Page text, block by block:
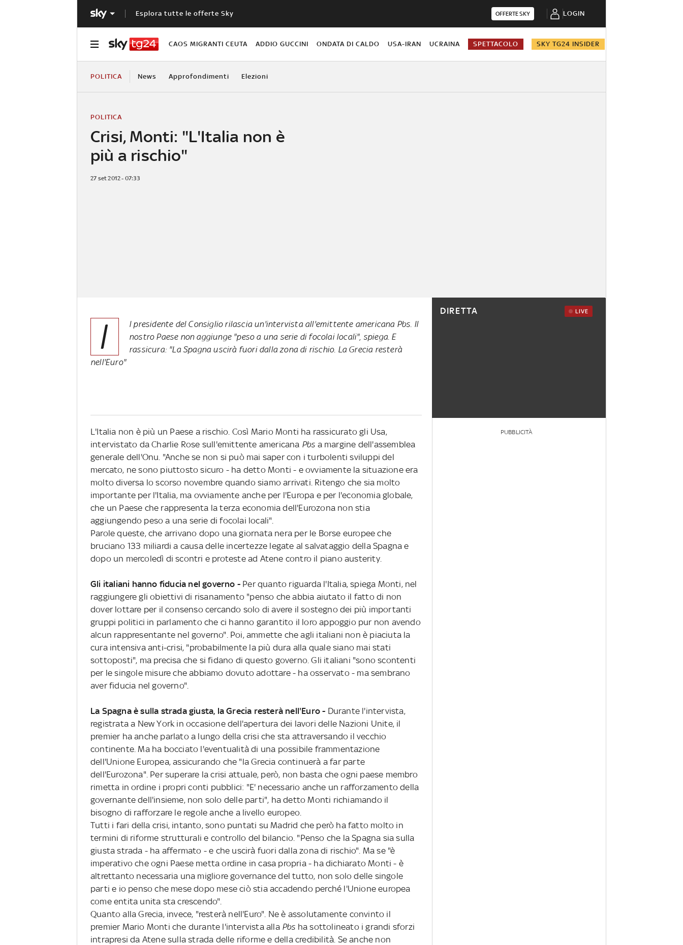
Esplora tutte le offerte Sky OFFERTE SKY LOGIN
CAOS MIGRANTI CEUTA ADDIO GUCCINI ONDATA DI CALDO USA-IRAN UCRAINA SPETTACOLO SKY TG24 INSIDER
POLITICA News Approfondimenti Elezioni
Crisi, Monti: "L'Italia non è
più a rischio"
POLITICA
27 set 2012 - 07:33
I l presidente del Consiglio rilascia un'intervista all'emittente americana Pbs. Il
nostro Paese non aggiunge "peso a una serie di focolai locali", spiega. E
rassicura: "La Spagna uscirà fuori dalla zona di rischio. La Grecia resterà
nell'Euro"
L'Italia non è più un Paese a rischio. Così Mario Monti ha rassicurato gli Usa,
intervistato da Charlie Rose sull'emittente americana Pbs a margine dell'assemblea
generale dell'Onu. "Anche se non si può mai saper con i turbolenti sviluppi del
mercato, ne sono piuttosto sicuro - ha detto Monti - e ovviamente la situazione era
molto diversa lo scorso novembre quando siamo arrivati. Ritengo che sia molto
importante per l'Italia, ma ovviamente anche per l'Europa e per l'economia globale,
che un Paese che rappresenta la terza economia dell'Eurozona non stia
aggiungendo peso a una serie di focolai locali".
Parole queste, che arrivano dopo una giornata nera per le Borse europee che
bruciano 133 miliardi a causa delle incertezze legate al salvataggio della Spagna e
dopo un mercoledì di scontri e proteste ad Atene contro il piano austerity.
Gli italiani hanno fiducia nel governo -Per quanto riguarda l'Italia, spiega Monti, nel
raggiungere gli obiettivi di risanamento "penso che abbia aiutato il fatto di non
dover lottare per il consenso cercando solo di avere il sostegno dei più importanti
gruppi politici in parlamento che ci hanno garantito il loro appoggio pur non avendo
alcun rappresentante nel governo". Poi, ammette che agli italiani non è piaciuta la
cura intensiva anti-crisi, "probabilmente la più dura alla quale siano mai stati
sottoposti", ma precisa che si fidano di questo governo. Gli italiani "sono scontenti
per le singole misure che abbiamo dovuto adottare - ha osservato - ma sembrano
aver fiducia nel governo".
La Spagna è sulla strada giusta, la Grecia resterà nell'Euro - Durante l'intervista,
registrata a New York in occasione dell'apertura dei lavori delle Nazioni Unite, il
premier ha anche parlato a lungo della crisi che sta attraversando il vecchio
continente. Ma ha bocciato l'eventualità di una possibile frammentazione
dell'Unione Europea, assicurando che "la Grecia continuerà a far parte
dell'Eurozona". Per superare la crisi attuale, però, non basta che ogni paese membro
rimetta in ordine i propri conti pubblici: "E' necessario anche un rafforzamento della
governante dell'insieme, non solo delle parti", ha detto Monti richiamando il
bisogno di rafforzare le regole anche a livello europeo.
Tutti i fari della crisi, intanto, sono puntati su Madrid che però ha fatto molto in
termini di riforme strutturali e controllo del bilancio. "Penso che la Spagna sia sulla
giusta strada - ha affermato - e che uscirà fuori dalla zona di rischio". Ma se "è
imperativo che ogni Paese metta ordine in casa propria - ha dichiarato Monti - è
altrettanto necessaria una migliore governance del tutto, non solo delle singole
parti e io penso che mese dopo mese ciò stia accadendo perché l'Unione europea
come entita unita sta crescendo".
Quanto alla Grecia, invece, "resterà nell'Euro". Ne è assolutamente convinto il
premier Mario Monti che durante l'intervista allaPbs ha sottolineato i grandi sforzi
intrapresi da Atene sulla strada delle riforme e della credibilità. Se anche non
DIRETTA LIVE
PUBBLICITÀ